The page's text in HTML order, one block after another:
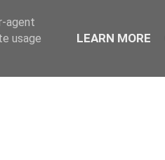
agent
usage
LEARN MORE